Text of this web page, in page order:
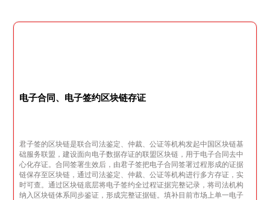
电子合同、电子签约区块链存证
君子签的区块链是联合司法鉴定、仲裁、公证等机构发起中国区块链基
础服务联盟，建设面向电子数据存证的联盟区块链，用于电子合同去中
心化存证。合同签署生效后，由君子签把电子合同签署过程形成的证据
链保存至区块链，通过司法鉴定、仲裁、公证等机构进行多方存证，实
时可查。通过区块链底层将电子签约全过程证据完整记录，将司法机构
纳入区块链体系同步鉴证，形成完整证据链。填补目前市场上单一电子